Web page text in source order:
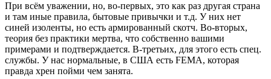
При всём уважении, но, во-первых, это как раз другая страна
и там иные правила, бытовые привычки и т.д. У них нет
синей изоленты, но есть армированный скотч. Во-вторых,
теория без практики мертва, что собственно вашими
примерами и подтверждается. В-третьих, для этого есть спец.
службы. У нас нормальные, в США есть FEMA, которая
правда хрен пойми чем занята.